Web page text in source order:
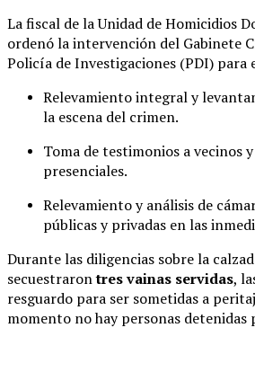
La fiscal de la Unidad de Homicidios
ordenó la intervención del Gabinete
Policía de Investigaciones (PDI) para
Relevamiento integral y
la escena del crimen.
Toma de testimonios a vecinos
presenciales.
Relevamiento y análisis de
públicas y privadas en las
Durante las diligencias sobre la
secuestrarontres vainas servidas,
resguardo para ser sometidas a
momento no hay personas detenidas